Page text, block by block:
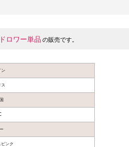
ロワー単品の販売です。
ン
ピンク